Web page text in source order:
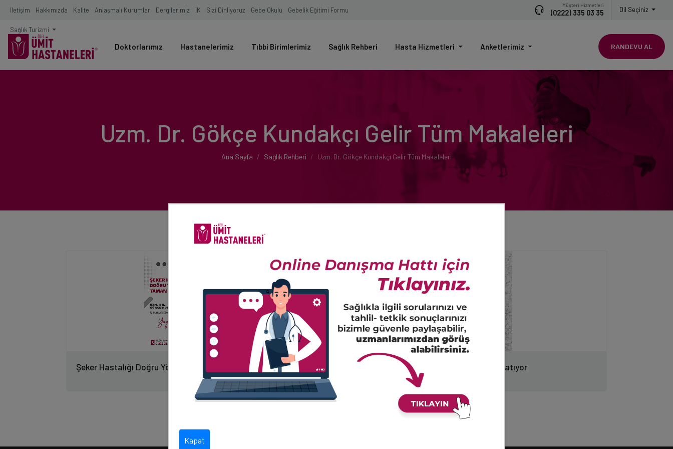
Kapat
İletişim Hakkımızda Kalite Anlaşmalı Kurumlar Dergilerimiz İK Sizi Dinliyoruz Gebe Okulu Gebelik Eğitimi Formu
Sağlık Turizmi
Müşteri Hizmetleri
(0222) 335 03 35 Dil Seçiniz
Doktorlarımız Hastanelerimiz Tıbbi Birimlerimiz Sağlık Rehberi Hasta Hizmetleri Anketlerimiz RANDEVU AL
Uzm. Dr. Gökçe Kundakçı Gelir Tüm Makaleleri
Ana Sayfa Sağlık Rehberi Uzm. Dr. Gökçe Kundakçı Gelir Tüm Makaleleri
Şeker Hastalığı Doğru Yöntemlerle Tamamen Geçebilir. İyot eksikliği ciddi sağlık sorunları yaratıyor